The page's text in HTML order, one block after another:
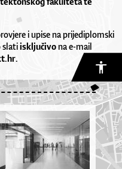
i upise na prijediplomski
slatiisključivo na e-mail